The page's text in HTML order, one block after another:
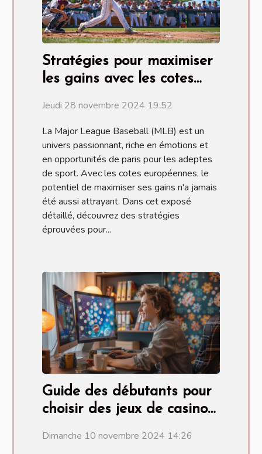
Stratégies pour maximiser
les gains avec les cotes
Jeudi 28 novembre 2024 19:52
La Major League Baseball (MLB) est un
univers passionnant, riche en émotions et
en opportunités de paris pour les adeptes
de sport. Avec les cotes européennes, le
potentiel de maximiser ses gains n'a jamais
été aussi attrayant. Dans cet exposé
détaillé, découvrez des stratégies
éprouvées pour...
Guide des débutants pour
choisir des jeux de casino
Dimanche 10 novembre 2024 14:26